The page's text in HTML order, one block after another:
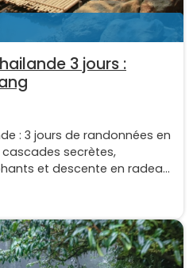
3 jours :
: 3 jours de randonnées en
secrètes,
et descente en radea...